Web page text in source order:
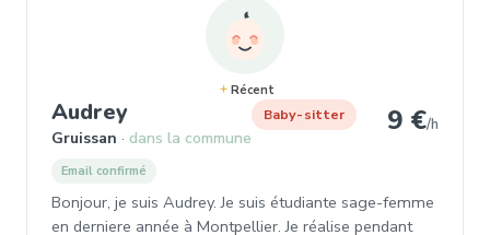
Récent
Audrey, Baby-sitter à Gruissan
Gruissan dans la commune
Baby-sitter 9 €/h
Email confirmé
Bonjour, je suis Audrey. Je suis étudiante sage-femme
en derniere année à Montpellier. Je réalise pendant